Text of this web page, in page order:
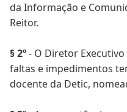
da Informação e
Reitor.
§ 2º- O Diretor
faltas e impedimentos
docente da Detic,